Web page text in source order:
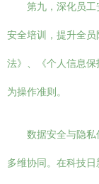
第九，深化员
安全培训，提升全
法》、《个人信息
为操作准则。
数据安全与隐
多维协同。在科技